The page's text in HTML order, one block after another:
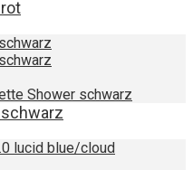
Shower schwarz